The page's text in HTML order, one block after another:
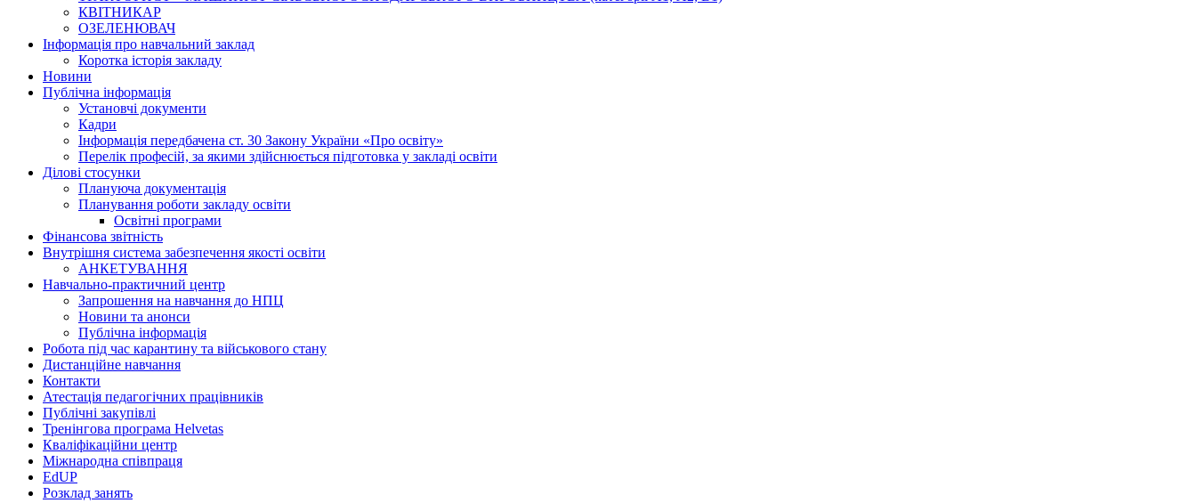
КВІТНИКАР
ОЗЕЛЕНЮВАЧ
Інформація про навчальний заклад
Коротка історія закладу
Новини
Публічна інформація
Установчі документи
Кадри
Інформація передбачена ст. 30 Закону України «Про освіту»
Перелік професій, за якими здійснюється підготовка у закладі освіти
Ділові стосунки
Плануюча документація
Планування роботи закладу освіти
Освітні програми
Фінансова звітність
Внутрішня система забезпечення якості освіти
АНКЕТУВАННЯ
Навчально-практичний центр
Запрошення на навчання до НПЦ
Новини та анонси
Публічна інформація
Робота під час карантину та військового стану
Дистанційне навчання
Контакти
Атестація педагогічних працівників
Публічні закупівлі
Тренінгова програма Helvetas
Кваліфікаційни центр
Міжнародна співпраця
EdUР
Розклад занять